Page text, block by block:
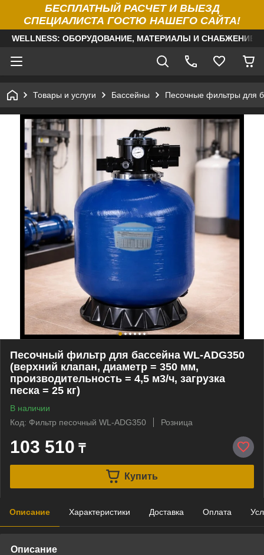
БЕСПЛАТНЫЙ РАСЧЕТ И ВЫЕЗД
СПЕЦИАЛИСТА ГОСТЮ НАШЕГО САЙТА!
WELLNESS: ОБОРУДОВАНИЕ, МАТЕРИАЛЫ И
Товары и услуги Бассейны Песочные фильтры для
Песочный фильтр для бассейна WL-ADG350
(верхний клапан, диаметр = 350 мм,
производительность = 4,5 м3/ч, загрузка
песка = 25 кг)
В наличии
Код: Фильтр песочный WL-ADG350
Розница
103 510 ₸
Купить
Описание Характеристики Доставка Оплата
Описание